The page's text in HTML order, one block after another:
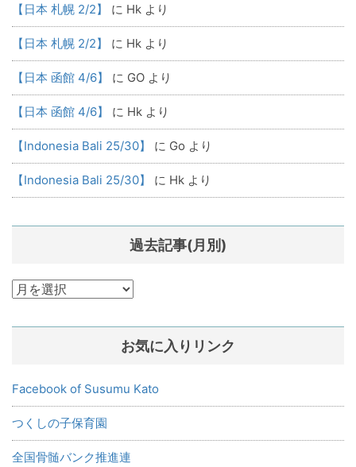
【日本 札幌 2/2】 に Hk より
【日本 札幌 2/2】 に Hk より
【日本 函館 4/6】 に GO より
【日本 函館 4/6】 に Hk より
【Indonesia Bali 25/30】 に Go より
【Indonesia Bali 25/30】 に Hk より
過去記事(月別)
過
記
別)
お気に入りリンク
Facebook of Susumu Kato
つくしの子保育園
全国骨髄バンク推進連